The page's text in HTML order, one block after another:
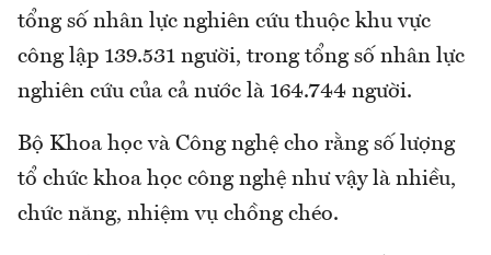
tổng số nhân lực nghiên cứu thuộc khu vực
công lập 139.531 người, trong tổng số nhân lực
nghiên cứu của cả nước là 164.744 người.
Bộ Khoa học và Công nghệ cho rằng số lượng
tổ chức khoa học công nghệ như vậy là nhiều,
chức năng, nhiệm vụ chồng chéo.